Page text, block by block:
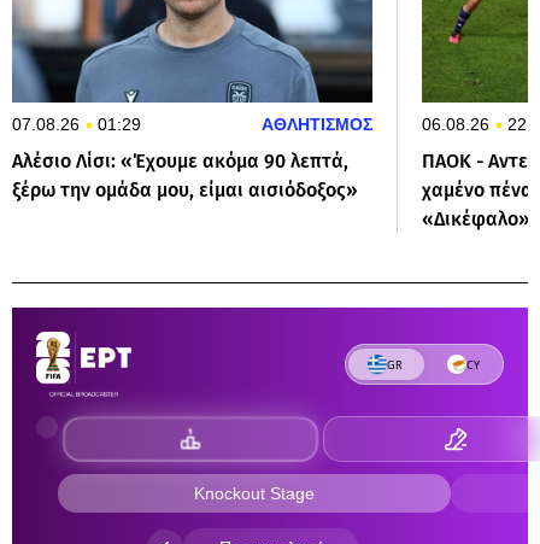
07.08.26 01:29 ΑΘΛΗΤΙΣΜΟΣ
Αλέσιο Λίσι: «Έχουμε ακόμα 90 λεπτά,
ξέρω την ομάδα μου, είμαι αισιόδοξος»
06.08.26
ΠΑΟΚ -
χαμένο
«Δικέφαλο»